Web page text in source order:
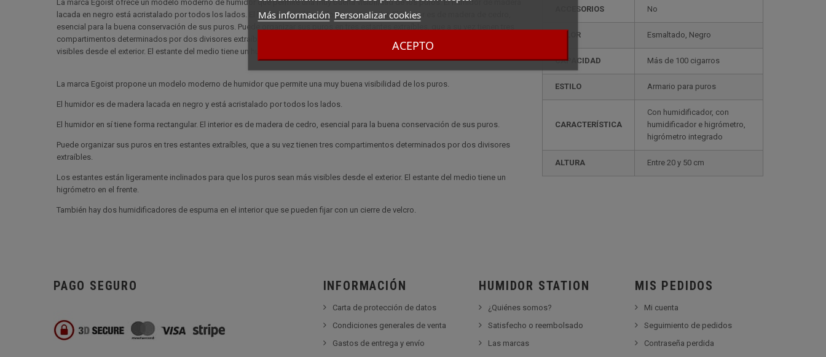
Más información Personalizar cookies
ACEPTO
ACCESORIOS No
COLOR esmaltado, Negro
CAPACIDAD más de 100 cigarros
ESTILO armario para puros
CARACTERÍSTICA
con humidificador, con
humidificador e higrómetro,
higrómetro integrado
ALTURA entre 20 y 50 cm
La marca Egoist ofrece un modelo moderno de humidor que permite una muy buena visibilidad de los puros. El humidor de madera
lacada en negro está acristalado por todos los lados. El humidor en sí tiene forma rectangular. El interior es de madera de cedro,
esencial para la buena conservación de sus puros. Puede organizar sus puros en tres estantes extraíbles, que a su vez tienen tres
compartimentos determinados por dos divisores extraíbles. Los estantes están ligeramente inclinados para que los puros sean más
visibles desde el exterior. El estante del medio tiene un humidor
La marca Egoist propone un modelo moderno de humidor que permite una muy buena visibilidad de los puros.
El humidor es de madera lacada en negro y está acristalado por todos los lados.
El humidor en sí tiene forma rectangular. El interior es de madera de cedro, esencial para la buena conservación de sus puros.
Puede organizar sus puros en tres estantes extraíbles, que a su vez tienen tres compartimentos determinados por dos divisores
extraíbles.
Los estantes están ligeramente inclinados para que los puros sean más visibles desde el exterior. El estante del medio tiene un
higrómetro en el frente.
También hay dos humidificadores de espuma en el interior que se pueden fijar con un cierre de velcro.
PAGO SEGURO INFORMACIÓN
Carta de protección de datos
Condiciones generales de venta
Gastos de entrega y envío
HUMIDOR STATION
¿Quiénes somos?
Satisfecho o reembolsado
Las marcas
MIS PEDIDOS
Mi cuenta
Seguimiento de pedidos
Contraseña perdida